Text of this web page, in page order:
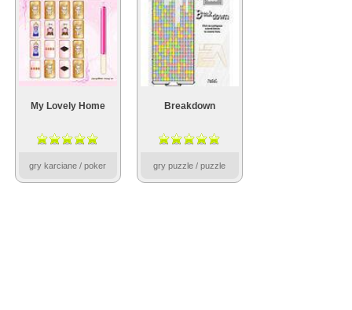
My Lovely Home
gry karciane / poker
Breakdown
gry puzzle / puzzle